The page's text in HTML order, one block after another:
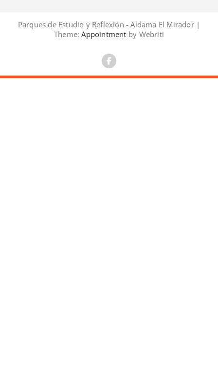
Parques de Estudio y Reflexión - Aldama El Mirador |
Theme: Appointment by Webriti